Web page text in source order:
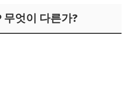
: 합산 900만원 세액공제!
무엇이 다른가?